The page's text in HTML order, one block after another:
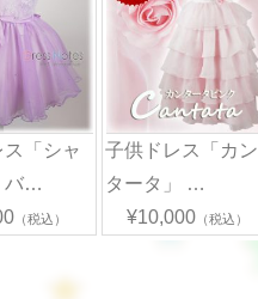
「シャ
バ…
（税込）
子供ドレス「カン
タータ」 …
¥10,000 （税込）